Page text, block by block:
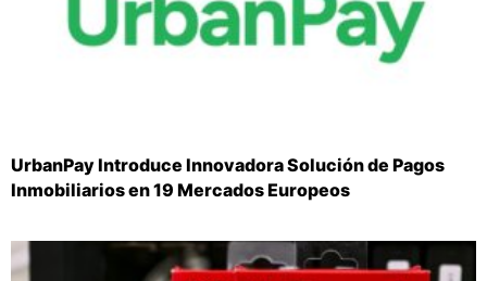
UrbanPay Introduce Innovadora Solución de Pagos
Inmobiliarios en 19 Mercados Europeos